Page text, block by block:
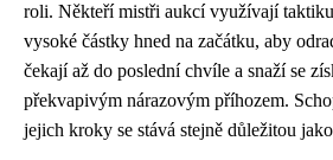
roli. Někteří mistři aukcí využívají
vysoké částky hned na začátku, aby
čekají až do poslední chvíle a snaží se
překvapivým nárazovým příhozem.
jejich kroky se stává stejně důležitou